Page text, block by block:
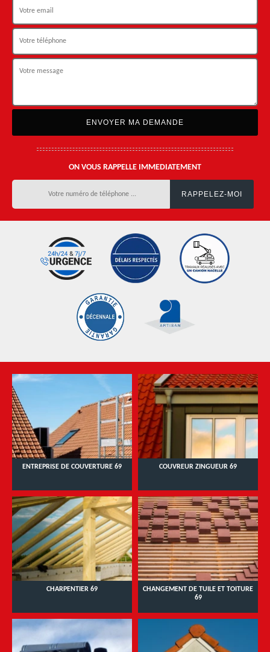
ON VOUS RAPPELLE IMMEDIATEMENT
ENTREPRISE DE COUVERTURE 69 COUVREUR ZINGUEUR 69
CHARPENTIER 69
CHANGEMENT DE TUILE ET TOITURE
69